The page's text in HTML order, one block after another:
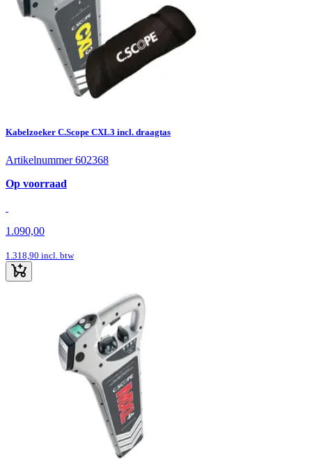
Kabelzoeker C.Scope CXL3 incl. draagtas
Artikelnummer 602368
Op voorraad
1.090,00
1.318,90 incl. btw